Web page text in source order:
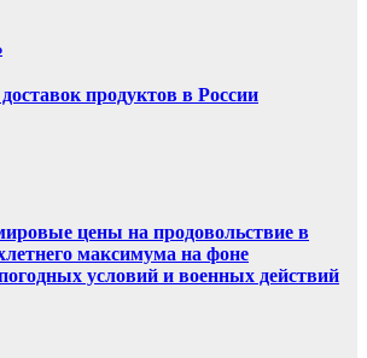
продуктов в России
цены на продовольствие в
максимума на фоне
условий и военных действий